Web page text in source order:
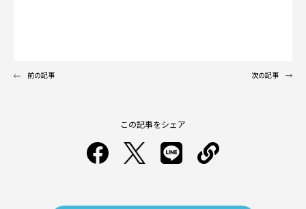
前の記事 次の記事
この記事をシェア